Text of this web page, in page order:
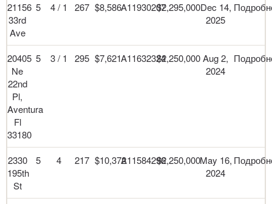
21156
33rd
Ave
5 4 / 1 267 $8,586A11930207$2,295,000Dec 14,
2025
20405
Ne
22nd
Pl,
Aventura
Fl
33180
5 3 / 1 295 $7,621A11632324$2,250,000 Aug 2,
2024
2330
195th
St
5 4 217 $10,372A11584296$2,250,000May 16,
2024